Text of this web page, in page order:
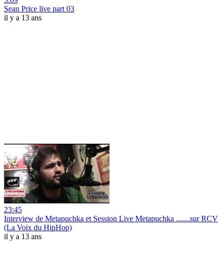
Sean Price live part 03
il y a 13 ans
23:45
Interview de Metapuchka et Session Live Metapuchka .......sur RCV
(La Voix du HipHop)
il y a 13 ans